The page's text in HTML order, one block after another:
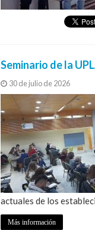
Seminario de la
30 de julio de 2026
actuales de los
Más información